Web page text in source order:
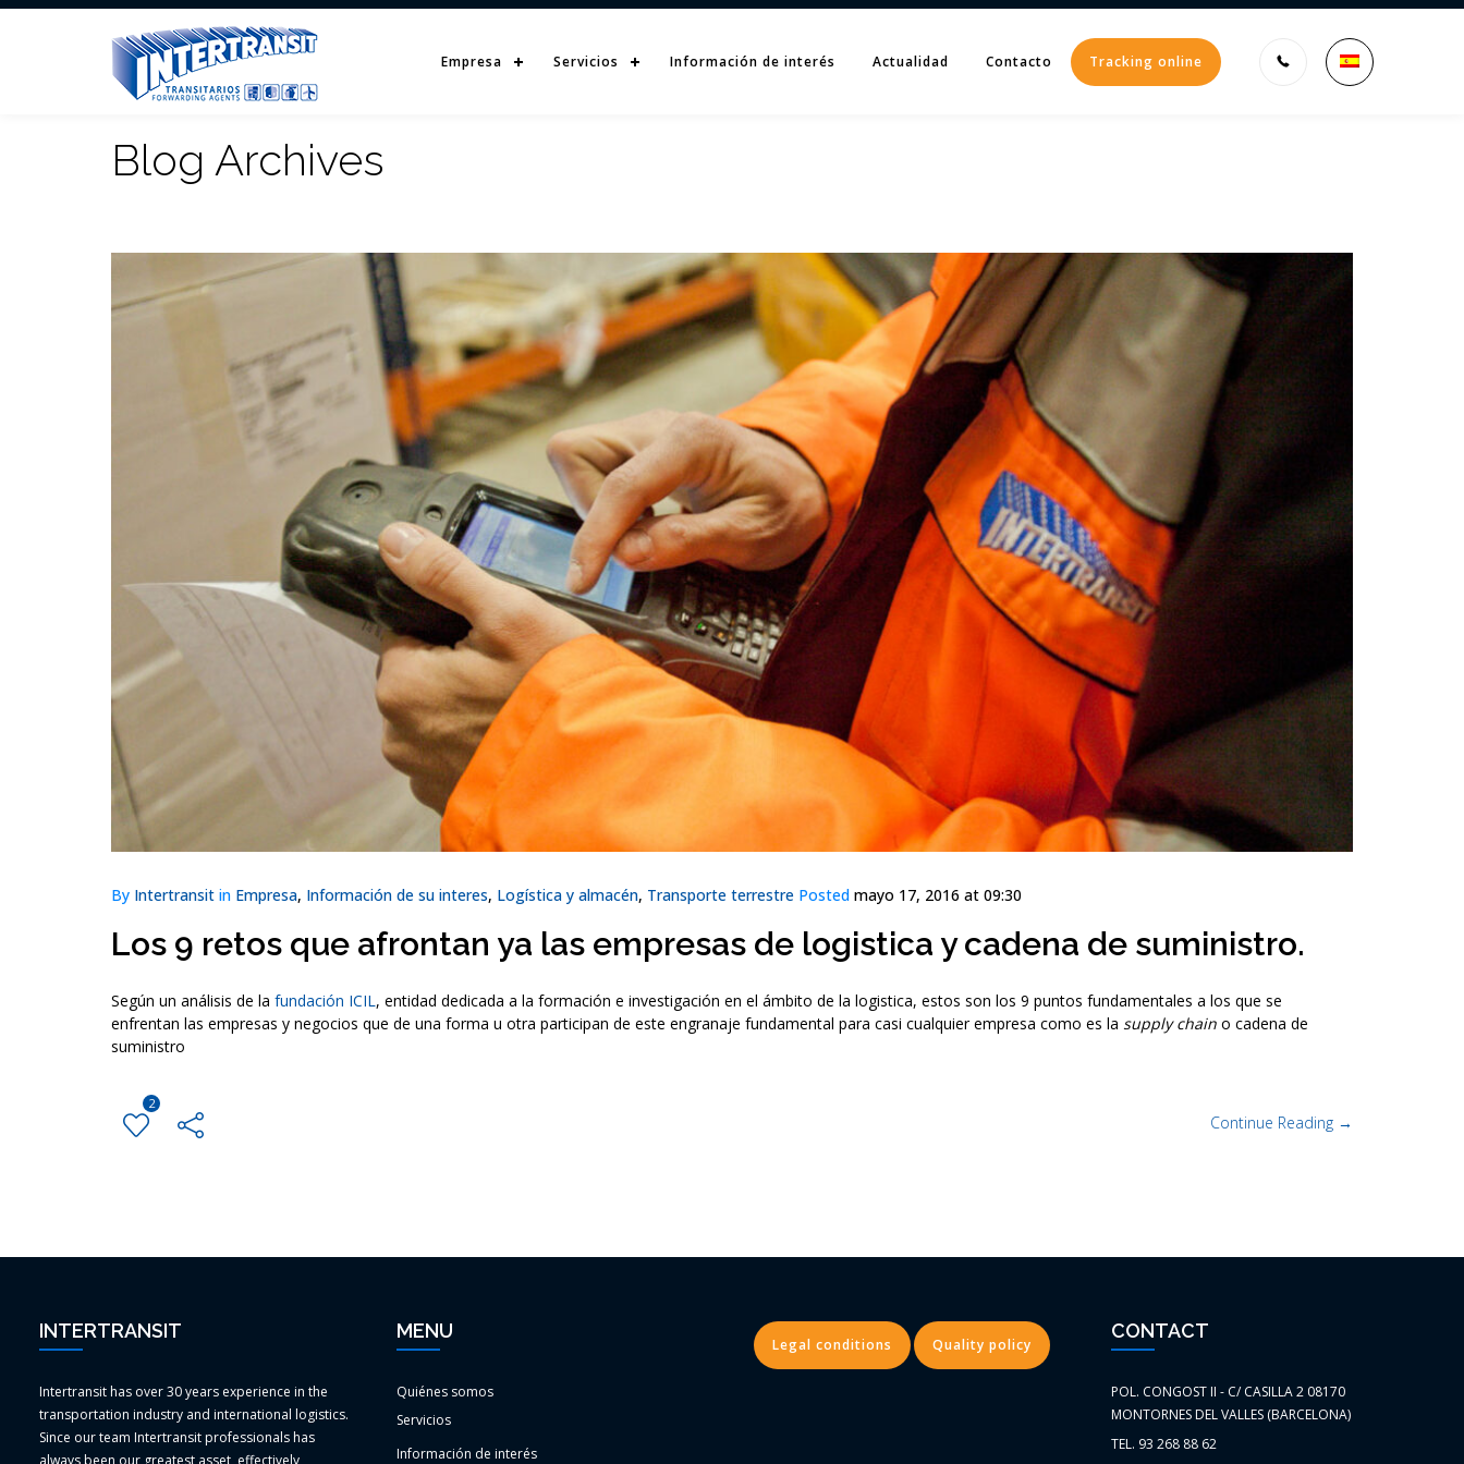
Empresa Servicios Información de interés Actualidad Contacto Tracking online
Blog Archives
By Intertransit in Empresa, Información de su interes, Logística y almacén, Transporte terrestre Posted mayo 17, 2016 at 09:30
Los 9 retos que afrontan ya las empresas de logistica y cadena de suministro.
Según un análisis de la fundación ICIL, entidad dedicada a la formación e investigación en el ámbito de la logistica, estos son los 9 puntos fundamentales a los que se
enfrentan las empresas y negocios que de una forma u otra participan de este engranaje fundamental para casi cualquier empresa como es la supply chain o cadena de
suministro
2
Continue Reading →
INTERTRANSIT
Intertransit has over 30 years experience in the
transportation industry and international logistics.
Since our team Intertransit professionals has
always been our greatest asset, effectively
MENU
Quiénes somos
Servicios
Información de interés
Legal conditions Quality policy
CONTACT
POL. CONGOST II - C/ CASILLA 2 08170
MONTORNES DEL VALLES (BARCELONA)
TEL. 93 268 88 62